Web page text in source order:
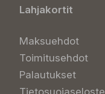
Lahjakortit
Maksuehdot
Toimitusehdot
Palautukset